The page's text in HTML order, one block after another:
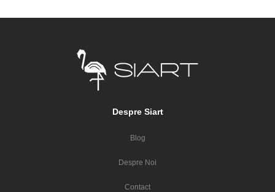
Despre Siart
Blog
Despre Noi
Contact